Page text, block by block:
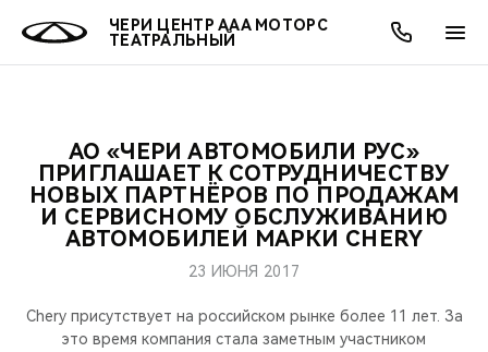
ЧЕРИ ЦЕНТР ААА МОТОРС
ТЕАТРАЛЬНЫЙ
МОДЕЛИ
ВСЕ МОДЕЛИ
ПОКУПАТЕЛЯМ
ВЫБОР И ПОКУПКА
КРЕДИТ И СТРАХОВАНИЕ
ВЛАДЕЛЬЦАМ
СЕРВИС
ЗАПЧАСТИ И АКСЕССУАРЫ
ПОДДЕРЖКА
МИР CHERY
АКСЕССУАРЫ
CHERY В СОЦСЕТЯХ
АКЦИИ
ВЫГОДЫ И АКЦИИ
ОНЛАЙН СЕРВИСЫ
ВЫБОР И ПОКУПКА
О КОМПАНИИ
О НАС
АО «ЧЕРИ АВТОМОБИЛИ РУС»
ПРИГЛАШАЕТ К СОТРУДНИЧЕСТВУ
НОВЫХ ПАРТНЁРОВ ПО ПРОДАЖАМ
И СЕРВИСНОМУ ОБСЛУЖИВАНИЮ
АВТОМОБИЛЕЙ МАРКИ CHERY
23 ИЮНЯ 2017
Chery присутствует на российском рынке более 11 лет. За
это время компания стала заметным участником